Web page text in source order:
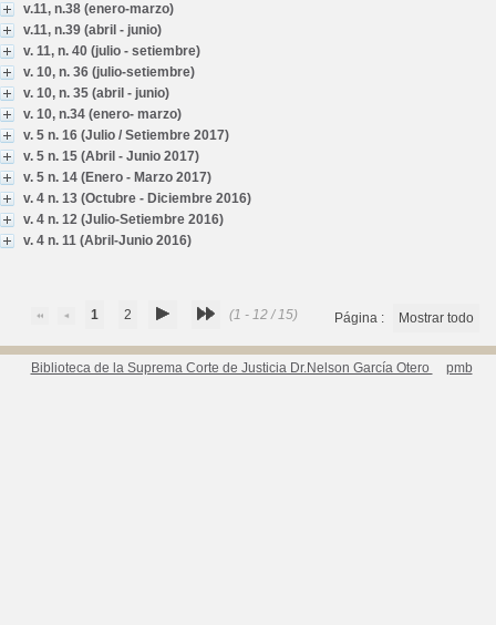
v.11, n.38 (enero-marzo)
v.11, n.39 (abril - junio)
v. 11, n. 40 (julio - setiembre)
v. 10, n. 36 (julio-setiembre)
v. 10, n. 35 (abril - junio)
v. 10, n.34 (enero- marzo)
v. 5 n. 16 (Julio / Setiembre 2017)
v. 5 n. 15 (Abril - Junio 2017)
v. 5 n. 14 (Enero - Marzo 2017)
v. 4 n. 13 (Octubre - Diciembre 2016)
v. 4 n. 12 (Julio-Setiembre 2016)
v. 4 n. 11 (Abril-Junio 2016)
1 2 (1 - 12 / 15) Página : Mostrar todo
Biblioteca de la Suprema Corte de Justicia Dr.Nelson García Otero pmb